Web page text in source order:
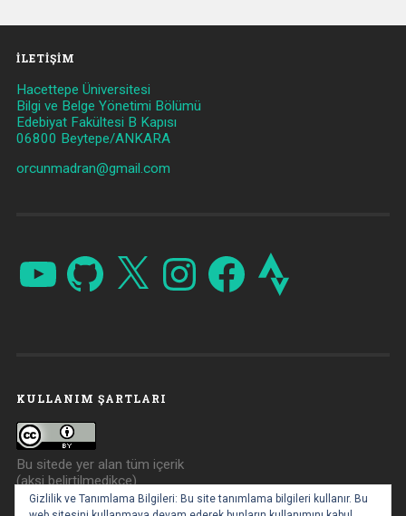
İLETIŞIM
Hacettepe Üniversitesi
Bilgi ve Belge Yönetimi Bölümü
Edebiyat Fakültesi B Kapısı
06800 Beytepe/ANKARA
orcunmadran@gmail.com
YouTube GitHub X InstagramFacebook Strava
KULLANIM ŞARTLARI
Bu sitede yer alan tüm içerik
(aksi belirtilmedikçe)
Creative Commons Atıf 4.0
Gizlilik ve Tanımlama Bilgileri: Bu site tanımlama bilgileri kullanır. Bu